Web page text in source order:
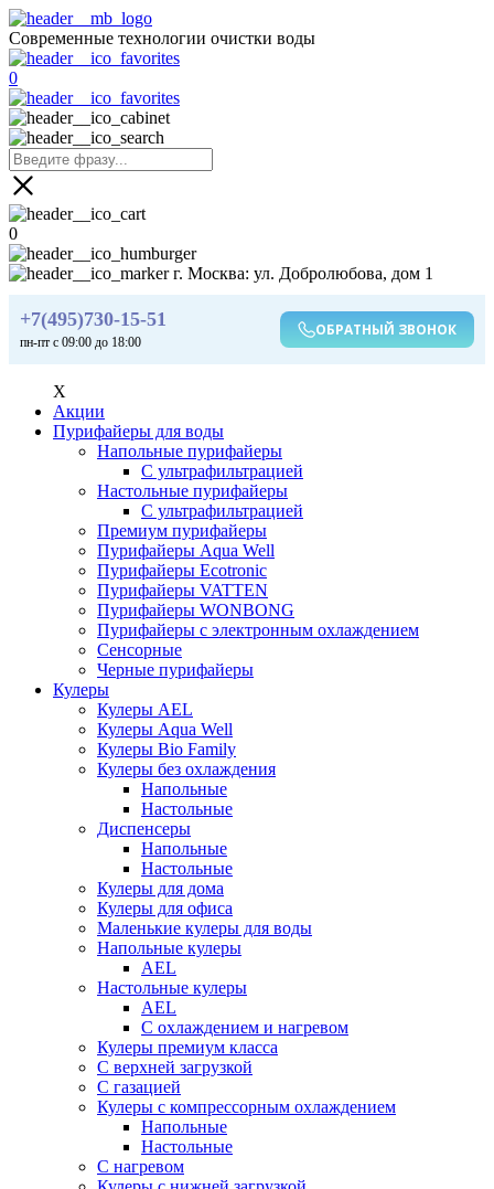
Современные технологии очистки воды
0
0
г. Москва: ул. Добролюбова, дом 1
+7(495)730-15-51
пн-пт с 09:00 до 18:00
ОБРАТНЫЙ ЗВОНОК
X
Акции
Пурифайеры для воды
Напольные пурифайеры
С ультрафильтрацией
Настольные пурифайеры
С ультрафильтрацией
Премиум пурифайеры
Пурифайеры Aqua Well
Пурифайеры Ecotronic
Пурифайеры VATTEN
Пурифайеры WONBONG
Пурифайеры с электронным охлаждением
Сенсорные
Черные пурифайеры
Кулеры
Кулеры AEL
Кулеры Aqua Well
Кулеры Bio Family
Кулеры без охлаждения
Напольные
Настольные
Диспенсеры
Напольные
Настольные
Кулеры для дома
Кулеры для офиса
Маленькие кулеры для воды
Напольные кулеры
AEL
Настольные кулеры
AEL
С охлаждением и нагревом
Кулеры премиум класса
С верхней загрузкой
С газацией
Кулеры с компрессорным охлаждением
Напольные
Настольные
С нагревом